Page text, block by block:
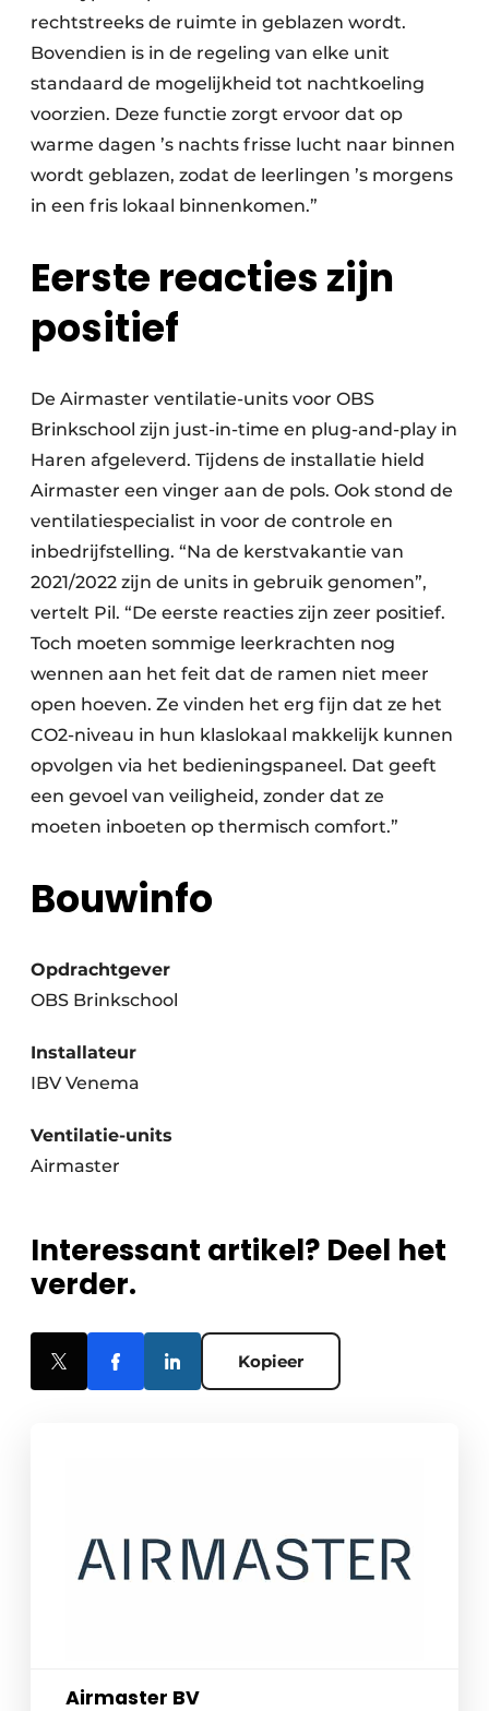
rechtstreeks de ruimte in geblazen wordt.
Bovendien is in de regeling van elke unit
standaard de mogelijkheid tot nachtkoeling
voorzien. Deze functie zorgt ervoor dat op
warme dagen ’s nachts frisse lucht naar binnen
wordt geblazen, zodat de leerlingen ’s morgens
in een fris lokaal binnenkomen.”
Eerste reacties zijn
positief
De Airmaster ventilatie-units voor OBS
Brinkschool zijn just-in-time en plug-and-play in
Haren afgeleverd. Tijdens de installatie hield
Airmaster een vinger aan de pols. Ook stond de
ventilatiespecialist in voor de controle en
inbedrijfstelling. “Na de kerstvakantie van
2021/2022 zijn de units in gebruik genomen”,
vertelt Pil. “De eerste reacties zijn zeer positief.
Toch moeten sommige leerkrachten nog
wennen aan het feit dat de ramen niet meer
open hoeven. Ze vinden het erg fijn dat ze het
CO2-niveau in hun klaslokaal makkelijk kunnen
opvolgen via het bedieningspaneel. Dat geeft
een gevoel van veiligheid, zonder dat ze
moeten inboeten op thermisch comfort.”
Bouwinfo
Opdrachtgever
OBS Brinkschool
Installateur
IBV Venema
Ventilatie-units
Airmaster
Interessant artikel? Deel het
verder.
Kopieer
Airmaster BV